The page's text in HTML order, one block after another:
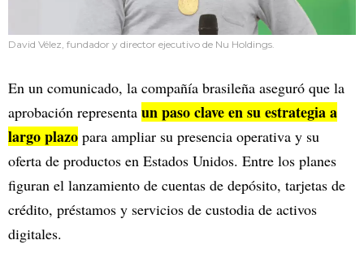
David Vélez, fundador y director ejecutivo de Nu Holdings.
En un comunicado, la compañía brasileña aseguró que la
aprobación representa un paso clave en su estrategia a
largo plazo para ampliar su presencia operativa y su
oferta de productos en Estados Unidos. Entre los planes
figuran el lanzamiento de cuentas de depósito, tarjetas de
crédito, préstamos y servicios de custodia de activos
digitales.